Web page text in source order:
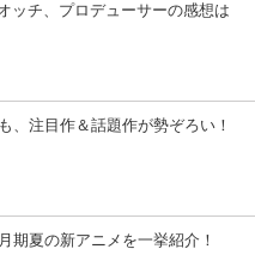
ッチ、プロデューサーの感想は
、注目作＆話題作が勢ぞろい！
期夏の新アニメを一挙紹介！